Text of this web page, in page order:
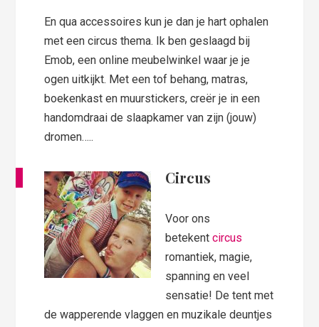
En qua accessoires kun je dan je hart ophalen
met een circus thema. Ik ben geslaagd bij
Emob, een online meubelwinkel waar je je
ogen uitkijkt. Met een tof behang, matras,
boekenkast en muurstickers, creër je in een
handomdraai de slaapkamer van zijn (jouw)
dromen…..
Circus
Voor ons
betekentcircus
romantiek, magie,
spanning en veel
sensatie! De tent met
de wapperende vlaggen en muzikale deuntjes